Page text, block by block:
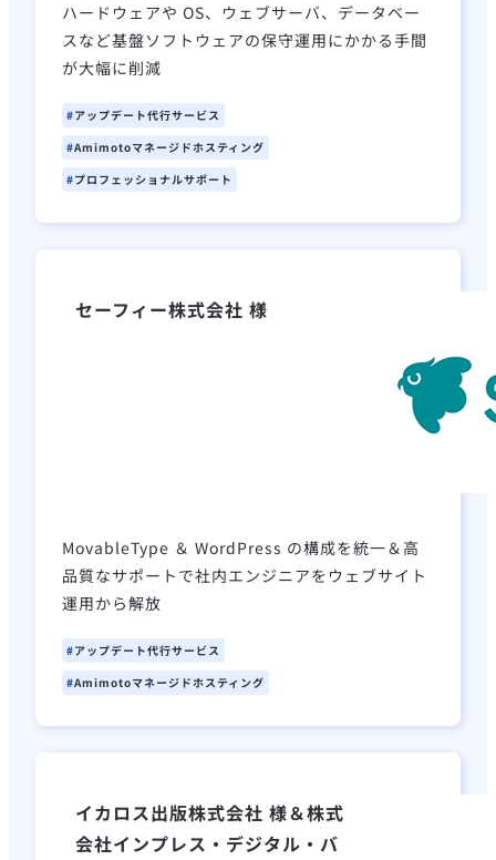
ハードウェアや OS、ウェブサーバ、データベー
スなど基盤ソフトウェアの保守運用にかかる手間
が大幅に削減
アップデート代行サービス
Amimotoマネージドホスティング
プロフェッショナルサポート
セーフィー株式会社 様
MovableType ＆ WordPress の構成を統一＆高
品質なサポートで社内エンジニアをウェブサイト
運用から解放
アップデート代行サービス
Amimotoマネージドホスティング
イカロス出版株式会社 様＆株式
会社インプレス・デジタル・バ